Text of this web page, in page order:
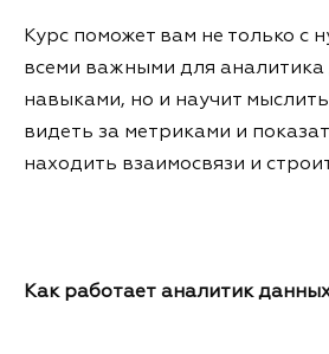
Курс поможет вам не только с
всеми важными для
навыками, но и научит
видеть за метриками и
находить взаимосвязи и
Как работает аналитик